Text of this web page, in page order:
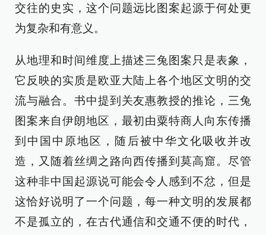
交往的史实，这个问题远比图案起源于何处更
为复杂和有意义。
从地理和时间维度上描述三兔图案只是表象，
它反映的实质是欧亚大陆上各个地区文明的交
流与融合。书中提到关友惠教授的推论，三兔
图案来自伊朗地区，最初由粟特商人向东传播
到中国中原地区，随后被中华文化吸收并改
造，又随着丝绸之路向西传播到莫高窟。尽管
这种非中国起源说可能会令人感到不忿，但是
这恰好说明了一个问题，每一种文明的发展都
不是孤立的，在古代通信和交通不便的时代，